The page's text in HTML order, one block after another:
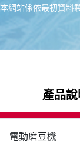
本網站係依最初資料
產品說
電動磨豆機